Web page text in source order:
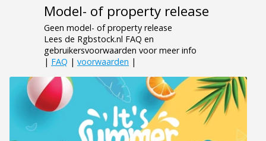
Model- of property release
Geen model- of property release
Lees de Rgbstock.nl FAQ en
gebruikersvoorwaarden voor meer info
| FAQ | voorwaarden |